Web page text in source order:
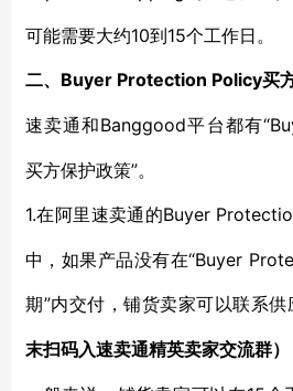
可能需要大约10到15个工作日。
二、 Buyer Protection Policy买
速卖通和Banggood平台都有
买方保护政策”。
1.在阿里速卖通的Buyer
中，如果产品没有在“Buyer
期”内交付，铺货卖家可以联系供
末扫码入速卖通精英卖家交流群）